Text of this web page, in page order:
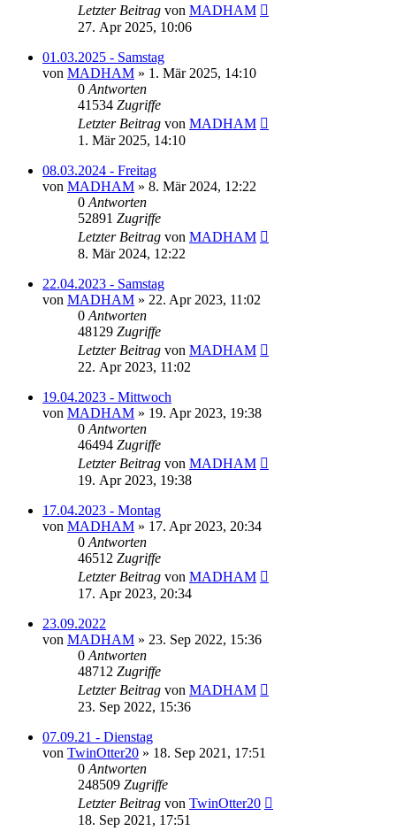
Letzter Beitrag von MADHAM
27. Apr 2025, 10:06
01.03.2025 - Samstag
von MADHAM » 1. Mär 2025, 14:10
0 Antworten
41534 Zugriffe
Letzter Beitrag von MADHAM
1. Mär 2025, 14:10
08.03.2024 - Freitag
von MADHAM » 8. Mär 2024, 12:22
0 Antworten
52891 Zugriffe
Letzter Beitrag von MADHAM
8. Mär 2024, 12:22
22.04.2023 - Samstag
von MADHAM » 22. Apr 2023, 11:02
0 Antworten
48129 Zugriffe
Letzter Beitrag von MADHAM
22. Apr 2023, 11:02
19.04.2023 - Mittwoch
von MADHAM » 19. Apr 2023, 19:38
0 Antworten
46494 Zugriffe
Letzter Beitrag von MADHAM
19. Apr 2023, 19:38
17.04.2023 - Montag
von MADHAM » 17. Apr 2023, 20:34
0 Antworten
46512 Zugriffe
Letzter Beitrag von MADHAM
17. Apr 2023, 20:34
23.09.2022
von MADHAM » 23. Sep 2022, 15:36
0 Antworten
48712 Zugriffe
Letzter Beitrag von MADHAM
23. Sep 2022, 15:36
07.09.21 - Dienstag
von TwinOtter20 » 18. Sep 2021, 17:51
0 Antworten
248509 Zugriffe
Letzter Beitrag von TwinOtter20
18. Sep 2021, 17:51